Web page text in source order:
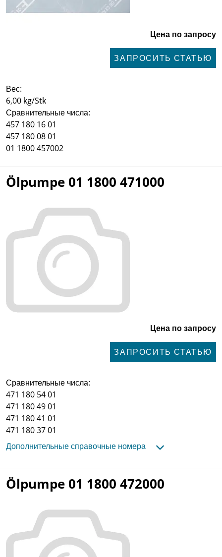
Цена по запросу
ЗАПРОСИТЬ СТАТЬЮ
Вес:
6,00 kg/Stk
Сравнительные числа:
457 180 16 01
457 180 08 01
01 1800 457002
Ölpumpe 01 1800 471000
Цена по запросу
ЗАПРОСИТЬ СТАТЬЮ
Сравнительные числа:
471 180 54 01
471 180 49 01
471 180 41 01
471 180 37 01
Дополнительные справочные номера
Ölpumpe 01 1800 472000